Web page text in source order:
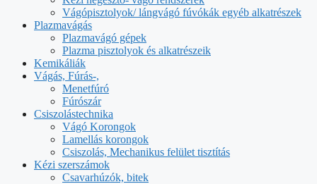
Vágópisztolyok/ lángvágó fúvókák egyéb alkatrészek
Plazmavágás
Plazmavágó gépek
Plazma pisztolyok és alkatrészeik
Kemikáliák
Vágás, Fúrás-,
Menetfúró
Fúrószár
Csiszolástechnika
Vágó Korongok
Lamellás korongok
Csiszolás, Mechanikus felület tisztítás
Kézi szerszámok
Csavarhúzók, bitek